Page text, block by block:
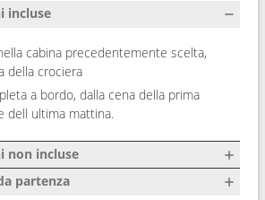
incluse
cabina precedentemente scelta,
della crociera
a bordo, dalla cena della prima
dell ultima mattina.
non incluse
partenza